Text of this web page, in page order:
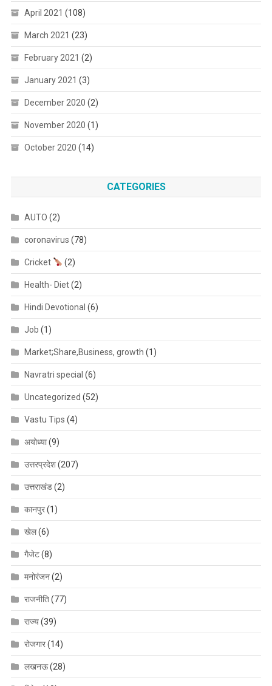
April 2021 (108)
March 2021 (23)
February 2021 (2)
January 2021 (3)
December 2020 (2)
November 2020 (1)
October 2020 (14)
CATEGORIES
AUTO (2)
coronavirus (78)
Cricket (2)
Health- Diet(2)
Hindi Devotional (6)
Job (1)
Market;Share,Business, growth (1)
Navratri special (6)
Uncategorized (52)
Vastu Tips (4)
अयोध्या(9)
उत्तरप्रदेश(207)
उत्तराखंड(2)
कानपुर(1)
खेल(6)
गैजेट(8)
मनोरंजन(2)
राजनीति(77)
राज्य(39)
रोजगार(14)
लखनऊ(28)